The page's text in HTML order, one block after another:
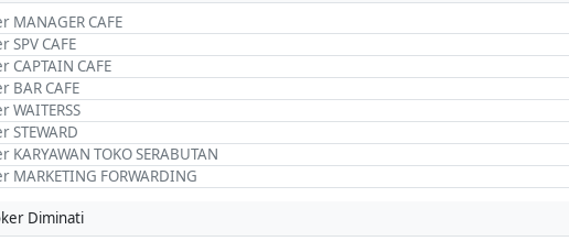
MANAGER CAFE
SPV CAFE
CAPTAIN CAFE
BAR CAFE
WAITERSS
STEWARD
KARYAWAN TOKO SERABUTAN
MARKETING FORWARDING
Diminati